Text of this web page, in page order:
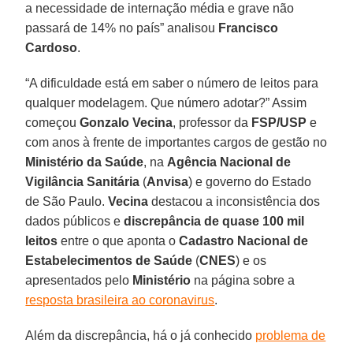
a necessidade de internação média e grave não
passará de 14% no país” analisou Francisco
Cardoso.
“A dificuldade está em saber o número de leitos para
qualquer modelagem. Que número adotar?” Assim
começouGonzalo Vecina, professor da FSP/USP e
com anos à frente de importantes cargos de gestão no
Ministério da Saúde, na Agência Nacional de
Vigilância Sanitária (Anvisa) e governo do Estado
de São Paulo.Vecina destacou a inconsistência dos
dados públicos ediscrepância de quase 100 mil
leitos entre o que aponta oCadastro Nacional de
Estabelecimentos de Saúde (CNES) e os
apresentados pelo Ministério na página sobre a
resposta brasileira ao coronavirus.
Além da discrepância, há o já conhecido problema de